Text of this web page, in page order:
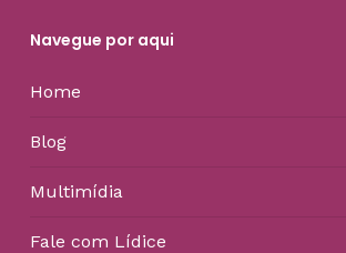
Navegue por aqui
Home
Blog
Multimídia
Fale com Lídice